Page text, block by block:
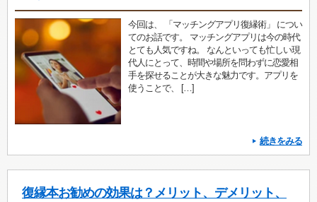
今回は、 「マッチングアプリ復縁術」 につい
てのお話です。 マッチングアプリは今の時代
とても人気ですね。 なんといっても忙しい現
代人にとって、時間や場所を問わずに恋愛相
手を探せることが大きな魅力です。アプリを
使うことで、 […]
続きをみる
復縁本お勧めの効果は？メリット、デメリット、